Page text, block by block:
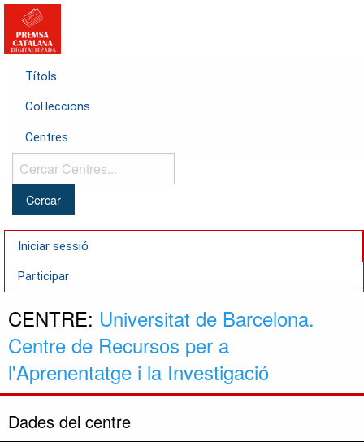
Títols
Col·leccions
Centres
Cercar
Centres...
Iniciar sessió
Participar
CENTRE: Universitat de Barcelona.
Centre de Recursos per a
l'Aprenentatge i la Investigació
Dades del centre